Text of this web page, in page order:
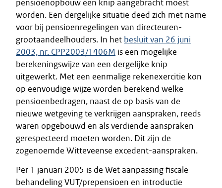
pensioenopbouw een knip aangebracht moest
worden. Een dergelijke situatie deed zich met name
voor bij pensioenregelingen van directeuren-
grootaandeelhouders. In het besluit van 26 juni
2003, nr. CPP2003/1406M is een mogelijke
berekeningswijze van een dergelijke knip
uitgewerkt. Met een eenmalige rekenexercitie kon
op eenvoudige wijze worden berekend welke
pensioenbedragen, naast de op basis van de
nieuwe wetgeving te verkrijgen aanspraken, reeds
waren opgebouwd en als verdiende aanspraken
gerespecteerd moeten worden. Dit zijn de
zogenoemde Witteveense excedent-aanspraken.
Per 1 januari 2005 is de Wet aanpassing fiscale
behandeling VUT/prepensioen en introductie